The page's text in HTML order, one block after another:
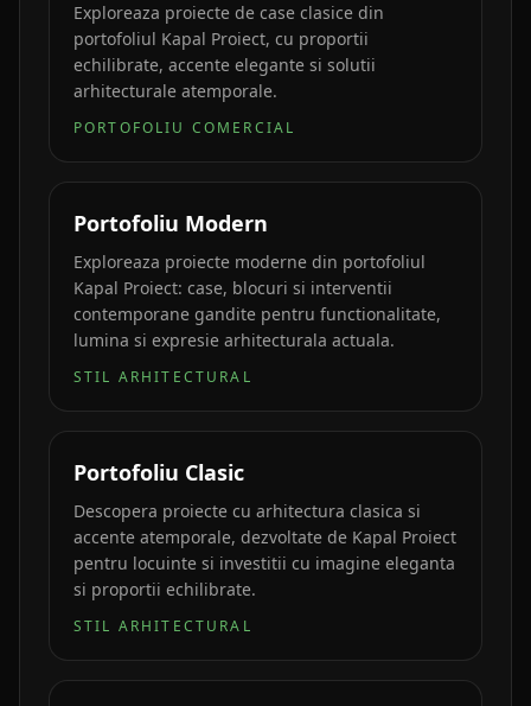
Exploreaza proiecte de case clasice din
portofoliul Kapal Proiect, cu proportii
echilibrate, accente elegante si solutii
arhitecturale atemporale.
PORTOFOLIU COMERCIAL
Portofoliu Modern
Exploreaza proiecte moderne din portofoliul
Kapal Proiect: case, blocuri si interventii
contemporane gandite pentru functionalitate,
lumina si expresie arhitecturala actuala.
STIL ARHITECTURAL
Portofoliu Clasic
Descopera proiecte cu arhitectura clasica si
accente atemporale, dezvoltate de Kapal Proiect
pentru locuinte si investitii cu imagine eleganta
si proportii echilibrate.
STIL ARHITECTURAL